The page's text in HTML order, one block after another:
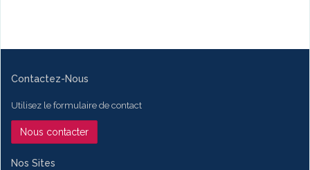
Contactez-Nous
Utilisez le formulaire de contact
Nous contacter
Nos Sites